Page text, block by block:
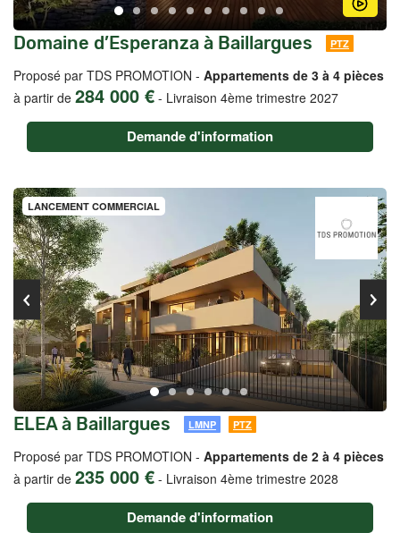
Domaine d’Esperanza à Baillargues PTZ
Proposé par TDS PROMOTION - Appartements de 3 à 4 pièces
à partir de 284 000 € - Livraison 4ème trimestre 2027
Demande d'information
LANCEMENT COMMERCIAL
ELEA à Baillargues LMNP PTZ
Proposé par TDS PROMOTION - Appartements de 2 à 4 pièces
à partir de 235 000 € - Livraison 4ème trimestre 2028
Demande d'information